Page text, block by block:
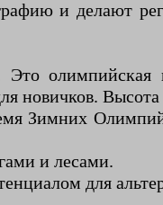
и делают
олимпийская
новичков.
Зимних
и лесами.
для